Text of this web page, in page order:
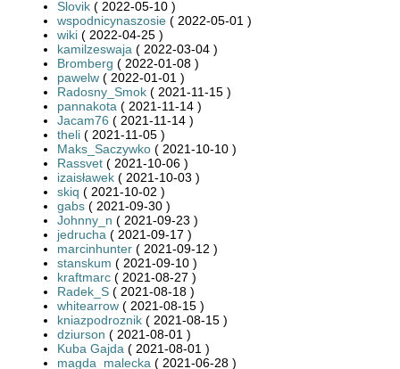
Slovik ( 2022-05-10 )
wspodnicynaszosie ( 2022-05-01 )
wiki ( 2022-04-25 )
kamilzeswaja ( 2022-03-04 )
Bromberg ( 2022-01-08 )
pawelw ( 2022-01-01 )
Radosny_Smok ( 2021-11-15 )
pannakota ( 2021-11-14 )
Jacam76 ( 2021-11-14 )
theli ( 2021-11-05 )
Maks_Saczywko ( 2021-10-10 )
Rassvet ( 2021-10-06 )
izaisławek ( 2021-10-03 )
skiq ( 2021-10-02 )
gabs ( 2021-09-30 )
Johnny_n ( 2021-09-23 )
jedrucha ( 2021-09-17 )
marcinhunter ( 2021-09-12 )
stanskum ( 2021-09-10 )
kraftmarc ( 2021-08-27 )
Radek_S ( 2021-08-18 )
whitearrow ( 2021-08-15 )
kniazpodroznik ( 2021-08-15 )
dziurson ( 2021-08-01 )
Kuba Gajda ( 2021-08-01 )
magda_malecka ( 2021-06-28 )